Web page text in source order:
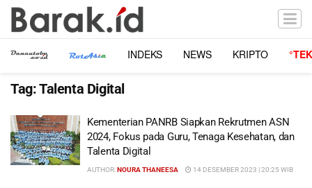
INDEKS NEWS KRIPTO
Tag:Talenta Digital
Kementerian PANRB Siapkan Rekrutmen ASN
2024, Fokus pada Guru, Tenaga Kesehatan, dan
Talenta Digital
AUTHOR:NOURA THANEESA 14 DESEMBER 2023 | 20:25 WIB